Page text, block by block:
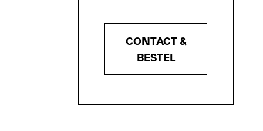
CONTACT &
BESTEL